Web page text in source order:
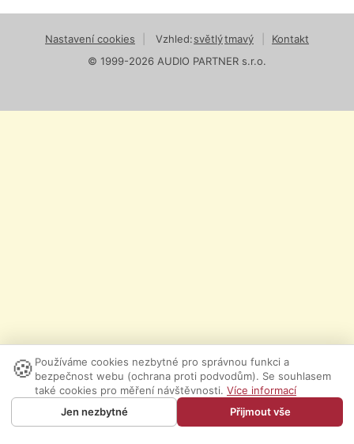
Nastavení cookies Vzhled:světlýtmavý
Kontakt
© 1999-2026 AUDIO PARTNER s.r.o.
🍪 Používáme cookies nezbytné pro správnou funkci a
bezpečnost webu (ochrana proti podvodům). Se souhlasem
také cookies pro měření návštěvnosti. Více informací
Jen nezbytné
Přijmout vše